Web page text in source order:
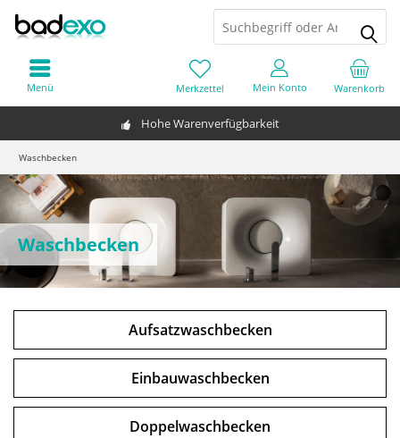
Hohe Warenverfügbarkeit
Warenkorb
Merkzettel Mein Konto
Menü
Waschbecken
Waschbecken
Aufsatzwaschbecken
Einbauwaschbecken
Doppelwaschbecken